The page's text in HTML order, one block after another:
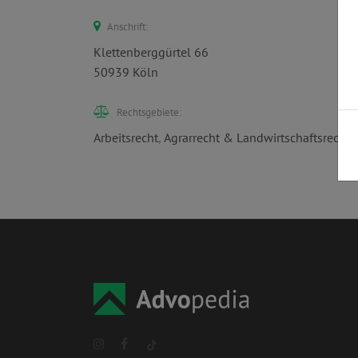
Anschrift:
Klettenberggürtel 66
50939 Köln
Rechtsgebiete:
Arbeitsrecht, Agrarrecht & Landwirtschaftsrecht